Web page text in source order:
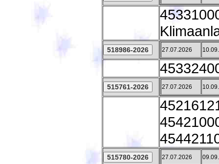
27.07.2026
27.07.2026
27.07.2026